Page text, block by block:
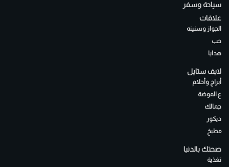
سياحة وسفر
علاقات
الجواز وسنينه
حب
هدايا
لايف ستايل
أبراج وأحلام
ع الموضة
جمالك
ديكور
مطبخ
صحتك بالدنيا
تغذية